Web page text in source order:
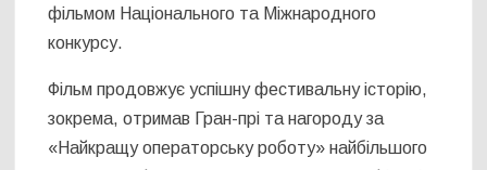
фільмом Національного та Міжнародного
конкурсу.
Фільм продовжує успішну фестивальну історію,
зокрема, отримав Гран-прі та нагороду за
«Найкращу операторську роботу» найбільшого